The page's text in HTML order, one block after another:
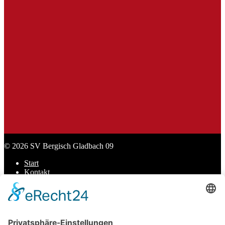
© 2026 SV Bergisch Gladbach 09
Start
Kontakt
Impressum
Cookie-Einstellungen